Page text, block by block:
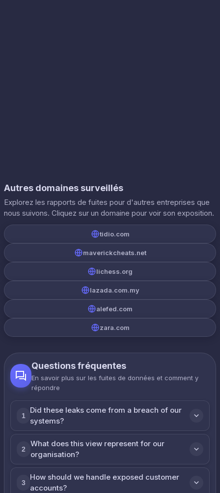
Autres domaines surveillés
Explorez les rapports de fuites pour d'autres entreprises que
nous suivons. Cliquez sur un domaine pour voir son exposition.
tidio.com
maverickcheats.net
lichess.org
lazada.com.my
alefed.com
zara.com
Questions fréquentes
En savoir plus sur les fuites de données et comment y
répondre
1
Did these leaks come from a breach of our
systems?
2
What does this view represent for our
organisation?
3
How should we handle exposed customer
accounts?